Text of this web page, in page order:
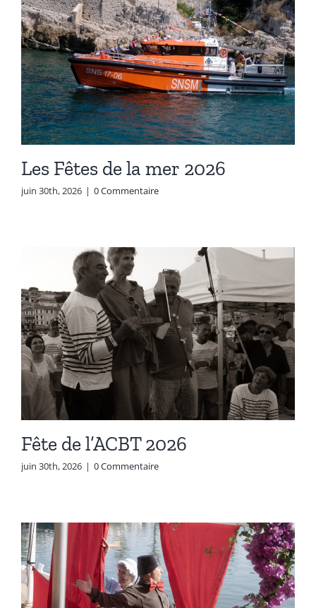
Les Fêtes de la mer 2026
juin 30th, 2026 | 0 Commentaire
Fête de l’ACBT 2026
juin 30th, 2026 | 0 Commentaire